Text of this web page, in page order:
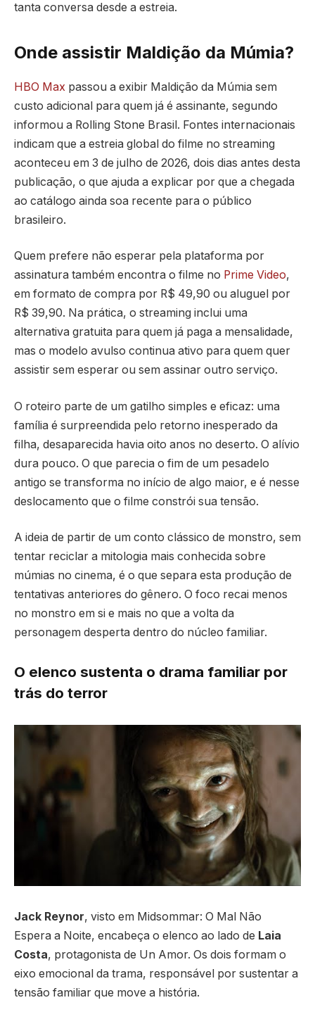
tanta conversa desde a estreia.
Onde assistir Maldição da Múmia?
HBO Max passou a exibir Maldição da Múmia sem
custo adicional para quem já é assinante, segundo
informou a Rolling Stone Brasil. Fontes internacionais
indicam que a estreia global do filme no streaming
aconteceu em 3 de julho de 2026, dois dias antes desta
publicação, o que ajuda a explicar por que a chegada
ao catálogo ainda soa recente para o público
brasileiro.
Quem prefere não esperar pela plataforma por
assinatura também encontra o filme no Prime Video,
em formato de compra por R$ 49,90 ou aluguel por
R$ 39,90. Na prática, o streaming inclui uma
alternativa gratuita para quem já paga a mensalidade,
mas o modelo avulso continua ativo para quem quer
assistir sem esperar ou sem assinar outro serviço.
O roteiro parte de um gatilho simples e eficaz: uma
família é surpreendida pelo retorno inesperado da
filha, desaparecida havia oito anos no deserto. O alívio
dura pouco. O que parecia o fim de um pesadelo
antigo se transforma no início de algo maior, e é nesse
deslocamento que o filme constrói sua tensão.
A ideia de partir de um conto clássico de monstro, sem
tentar reciclar a mitologia mais conhecida sobre
múmias no cinema, é o que separa esta produção de
tentativas anteriores do gênero. O foco recai menos
no monstro em si e mais no que a volta da
personagem desperta dentro do núcleo familiar.
O elenco sustenta o drama familiar por
trás do terror
Jack Reynor, visto em Midsommar: O Mal Não
Espera a Noite, encabeça o elenco ao lado de Laia
Costa, protagonista de Un Amor. Os dois formam o
eixo emocional da trama, responsável por sustentar a
tensão familiar que move a história.